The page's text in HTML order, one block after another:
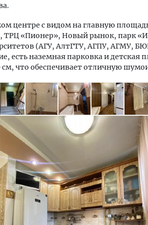
центре с видом на главную
ТРЦ «Пионер», Новый рынок, парк
(АГУ, АлтГТУ, АГПУ, АГМУ,
есть наземная парковка и детская
см, что обеспечивает отличную